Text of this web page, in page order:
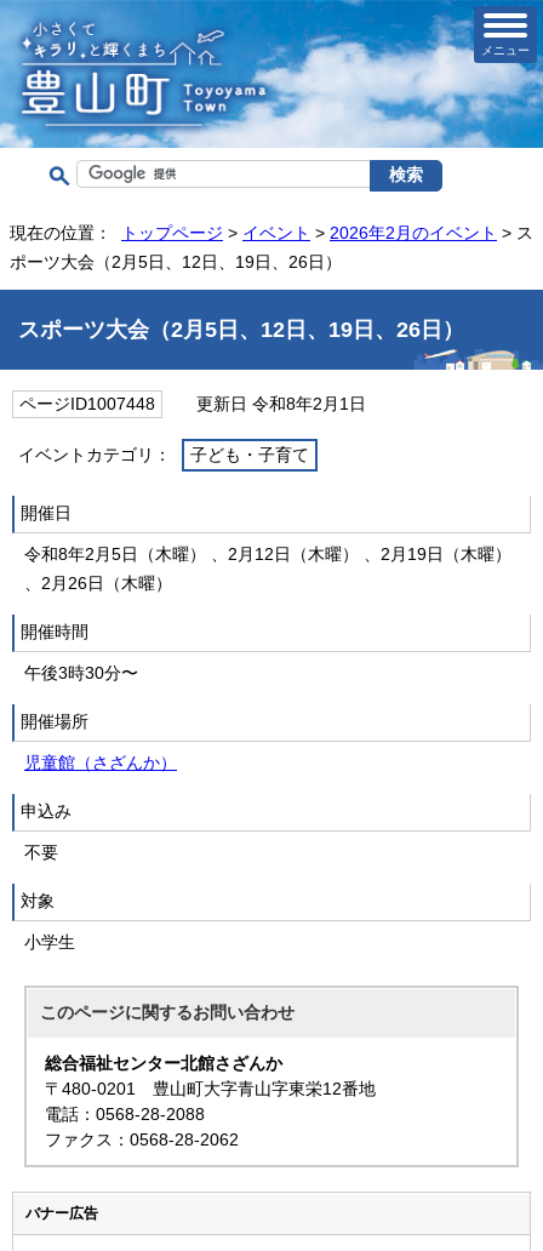
メニュー
現在の位置： トップページ > イベント > 2026年2月のイベント > ス
ポーツ大会（2月5日、12日、19日、26日）
スポーツ大会（2月5日、12日、19日、26日）
ページID1007448 更新日 令和8年2月1日
イベントカテゴリ： 子ども・子育て
開催日
令和8年2月5日（木曜） 、2月12日（木曜） 、2月19日（木曜）
、2月26日（木曜）
開催時間
午後3時30分〜
開催場所
児童館（さざんか）
申込み
不要
対象
小学生
このページに関するお問い合わせ
総合福祉センター北館さざんか
〒480-0201 豊山町大字青山字東栄12番地
電話：0568-28-2088
ファクス：0568-28-2062
バナー広告